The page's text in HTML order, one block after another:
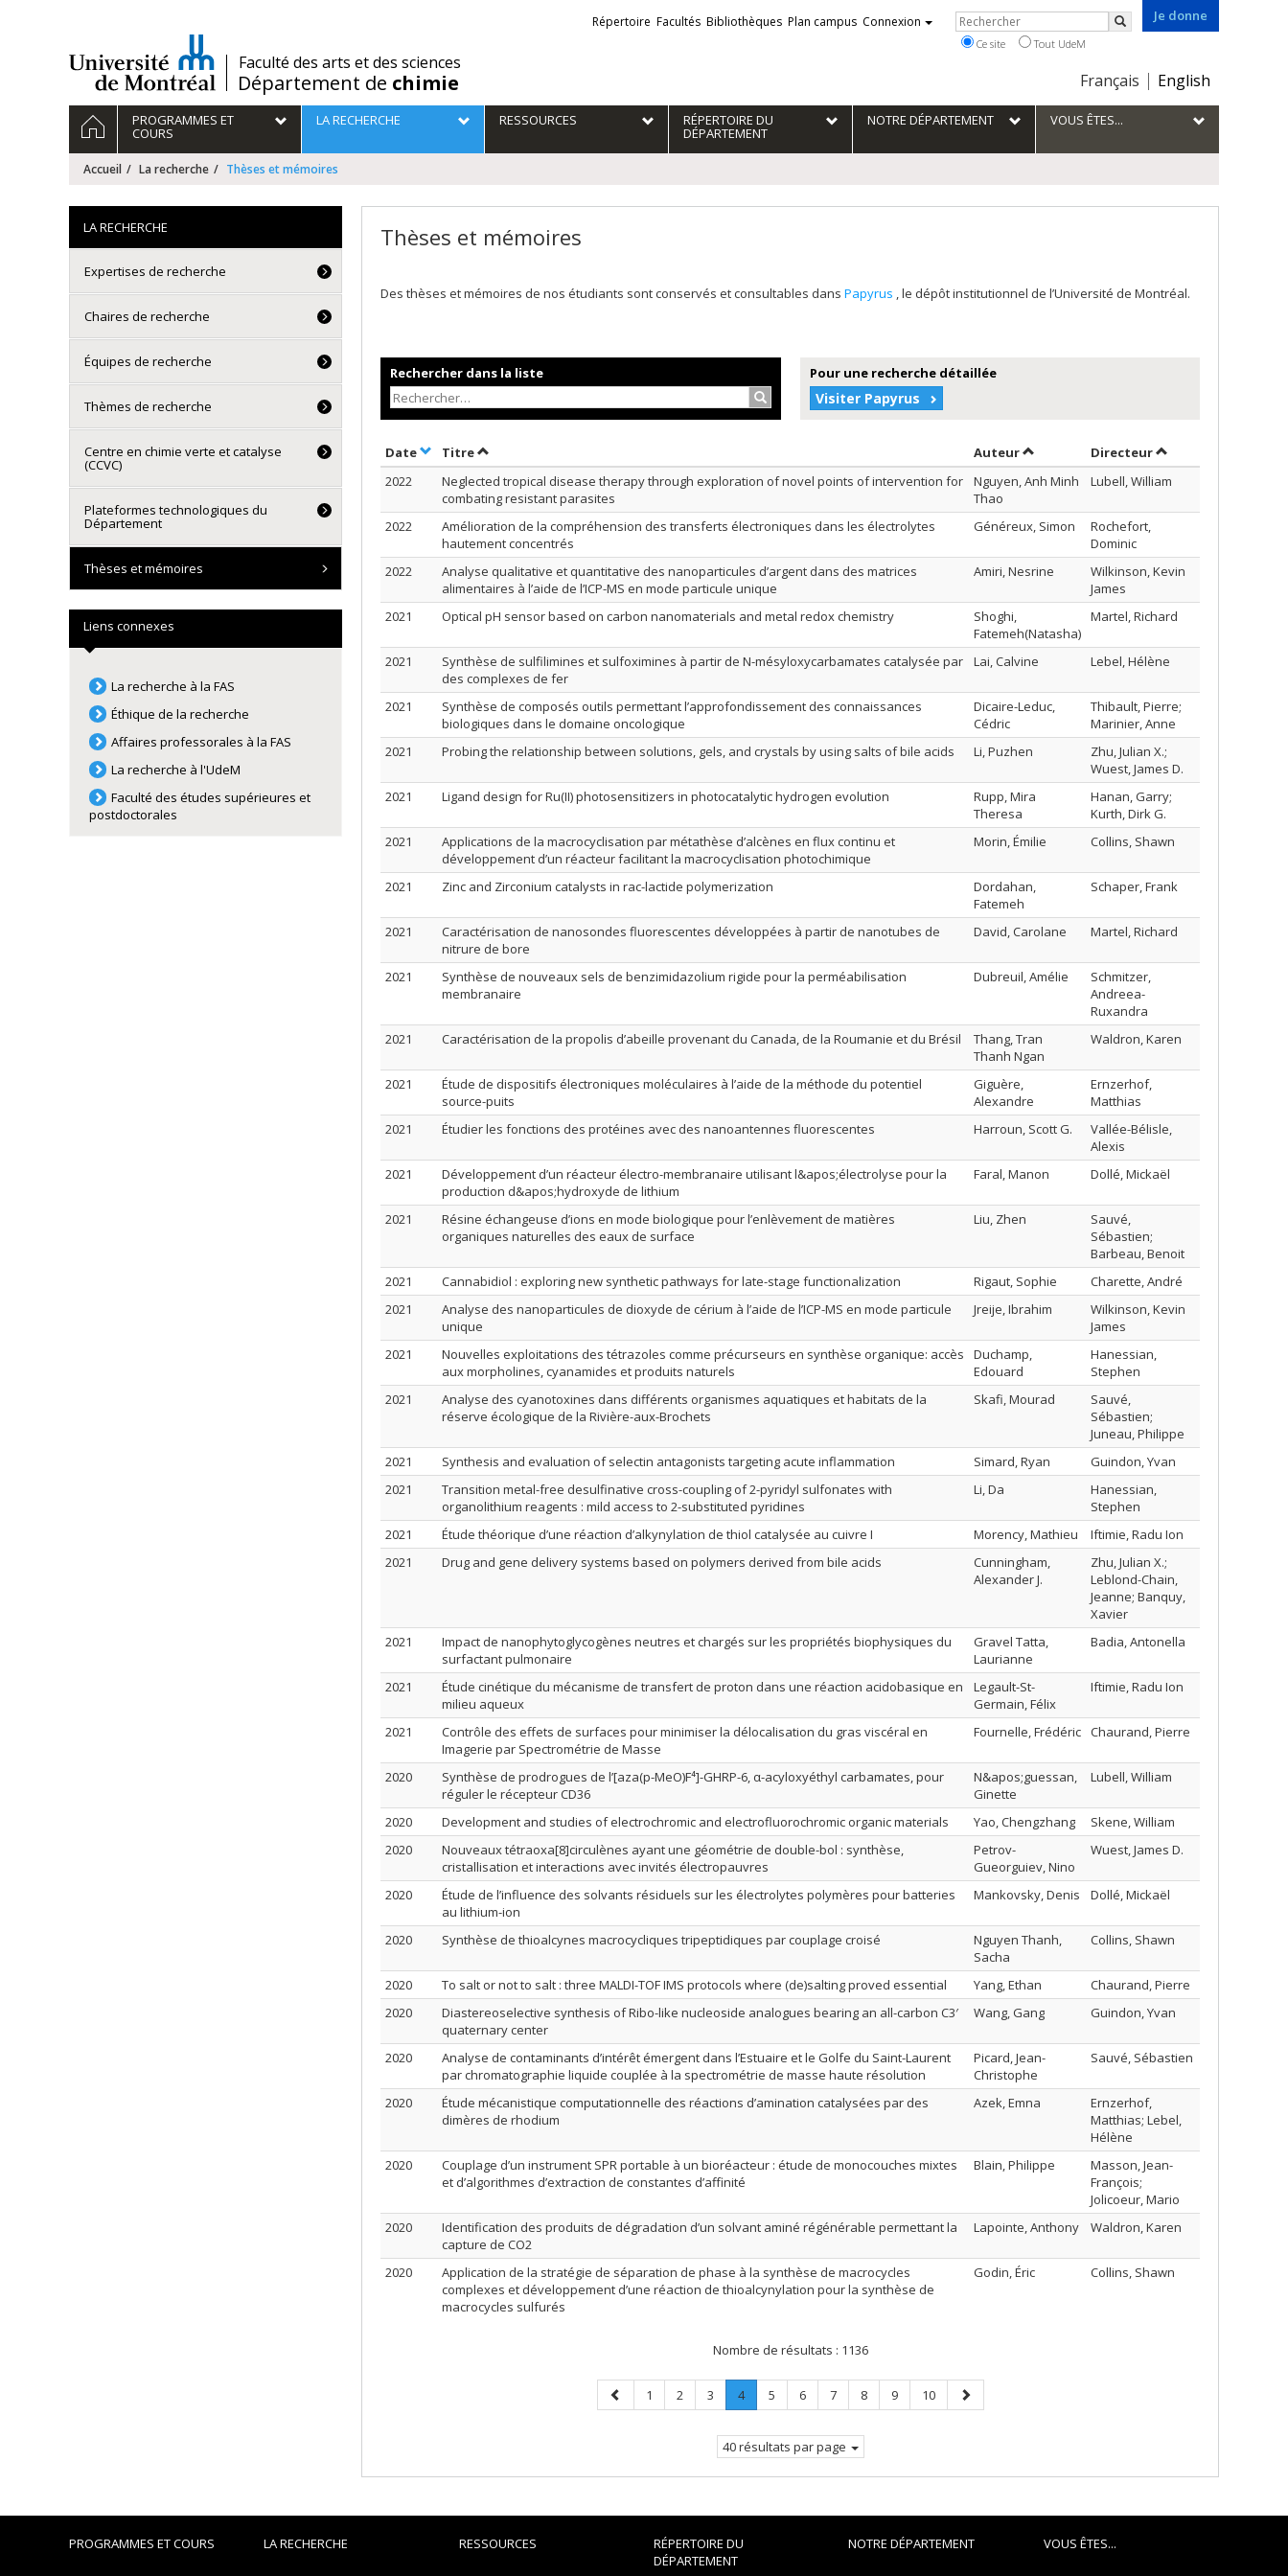
/Faculté des arts et des sciences
Département de chimie
Je donne
Choix
la
langue
Français English
Liens
externes
Répertoire Facultés Bibliothèques Plan campus Connexion Rechercher
Rechercher
Ce site Tout UdeM
Navigation
principale
ACCUEILPROGRAMMES ET
COURS
LA RECHERCHE RESSOURCES RÉPERTOIRE DU
DÉPARTEMENT
NOTRE DÉPARTEMENT VOUS ÊTES...
Accueil La recherche Thèses et mémoires
Thèses et mémoires
Des thèses et mémoires de nos étudiants sont conservés et consultables dans Papyrus , le dépôt institutionnel de l’Université de Montréal.
Rechercher dans la liste
Rechercher…
Pour une recherche détaillée
Visiter Papyrus
DateTrier par date en ordre croissant
TitreTrier par titre en ordre croissant AuteurTrier par auteur en ordre croissant
Directeurpar contributeur
2022
Neglected tropical disease therapy through exploration of novel points of intervention for
combating resistant parasites
Nguyen, Anh Minh
Thao
Lubell, William
2022
Amélioration de la compréhension des transferts électroniques dans les électrolytes
hautement concentrés
Généreux, Simon
Rochefort,
Dominic
2022
Analyse qualitative et quantitative des nanoparticules d’argent dans des matrices
alimentaires à l’aide de l’ICP-MS en mode particule unique
Amiri, Nesrine
Wilkinson, Kevin
James
2021
Optical pH sensor based on carbon nanomaterials and metal redox chemistry
Shoghi,
Fatemeh(Natasha)
Martel, Richard
2021
Synthèse de sulfilimines et sulfoximines à partir de N-mésyloxycarbamates catalysée par
des complexes de fer
Lai, Calvine Lebel, Hélène
2021
Synthèse de composés outils permettant l’approfondissement des connaissances
biologiques dans le domaine oncologique
Dicaire-Leduc,
Cédric
Thibault, Pierre;
Marinier, Anne
2021
Probing the relationship between solutions, gels, and crystals by using salts of bile acids Li, Puzhen
Zhu, Julian X.;
Wuest, James D.
2021
Ligand design for Ru(II) photosensitizers in photocatalytic hydrogen evolution
Rupp, Mira
Theresa
Hanan, Garry;
Kurth, Dirk G.
2021
Applications de la macrocyclisation par métathèse d’alcènes en flux continu et
développement d’un réacteur facilitant la macrocyclisation photochimique
Morin, Émilie Collins, Shawn
2021 Zinc and Zirconium catalysts in rac-lactide polymerization
Dordahan,
Fatemeh
Schaper, Frank
2021
Caractérisation de nanosondes fluorescentes développées à partir de nanotubes de
nitrure de bore
David, Carolane Martel, Richard
2021
Synthèse de nouveaux sels de benzimidazolium rigide pour la perméabilisation
membranaire
Dubreuil, Amélie
Schmitzer,
Andreea-
Ruxandra
2021
Caractérisation de la propolis d’abeille provenant du Canada, de la Roumanie et du Brésil
Thang, Tran
Thanh Ngan
Waldron, Karen
2021
Étude de dispositifs électroniques moléculaires à l’aide de la méthode du potentiel
source-puits
Giguère,
Alexandre
Ernzerhof,
Matthias
2021
Étudier les fonctions des protéines avec des nanoantennes fluorescentes Harroun, Scott G.
Vallée-Bélisle,
Alexis
2021
Développement d’un réacteur électro-membranaire utilisant l&apos;électrolyse pour la
production d&apos;hydroxyde de lithium
Faral, Manon Dollé, Mickaël
2021
Résine échangeuse d’ions en mode biologique pour l’enlèvement de matières
organiques naturelles des eaux de surface
Liu, Zhen
Sauvé,
Sébastien;
Barbeau, Benoit
2021
Cannabidiol : exploring new synthetic pathways for late-stage functionalization Rigaut, Sophie
Charette, André
2021
Analyse des nanoparticules de dioxyde de cérium à l’aide de l’ICP-MS en mode particule
unique
Jreije, Ibrahim
Wilkinson, Kevin
James
2021
Nouvelles exploitations des tétrazoles comme précurseurs en synthèse organique: accès
aux morpholines, cyanamides et produits naturels
Duchamp,
Edouard
Hanessian,
Stephen
2021
Analyse des cyanotoxines dans différents organismes aquatiques et habitats de la
réserve écologique de la Rivière-aux-Brochets
Skafi, Mourad
Sauvé,
Sébastien;
Juneau, Philippe
2021
Synthesis and evaluation of selectin antagonists targeting acute inflammation Simard, Ryan
Guindon, Yvan
2021
Transition metal-free desulfinative cross-coupling of 2-pyridyl sulfonates with
organolithium reagents : mild access to 2-substituted pyridines
Li, Da
Hanessian,
Stephen
2021
Étude théorique d’une réaction d’alkynylation de thiol catalysée au cuivre I Morency, Mathieu
Iftimie, Radu Ion
2021
Drug and gene delivery systems based on polymers derived from bile acids
Cunningham,
Alexander J.
Zhu, Julian X.;
Leblond-Chain,
Jeanne; Banquy,
Xavier
2021
Impact de nanophytoglycogènes neutres et chargés sur les propriétés biophysiques du
surfactant pulmonaire
Gravel Tatta,
Laurianne
Badia, Antonella
2021
Étude cinétique du mécanisme de transfert de proton dans une réaction acidobasique en
milieu aqueux
Legault-St-
Germain, Félix
Iftimie, Radu Ion
2021
Contrôle des effets de surfaces pour minimiser la délocalisation du gras viscéral en
Imagerie par Spectrométrie de Masse
Fournelle, Frédéric Chaurand, Pierre
2020
Synthèse de prodrogues de l’[aza(p-MeO)F⁴]-GHRP-6, α-acyloxyéthyl carbamates, pour
réguler le récepteur CD36
N&apos;guessan,
Ginette
Lubell, William
2020 Development and studies of electrochromic and electrofluorochromic organic materials Yao, Chengzhang
Skene, William
2020
Nouveaux tétraoxa[8]circulènes ayant une géométrie de double-bol : synthèse,
cristallisation et interactions avec invités électropauvres
Petrov-
Gueorguiev, Nino
Wuest, James D.
2020
Étude de l’influence des solvants résiduels sur les électrolytes polymères pour batteries
au lithium-ion
Mankovsky, Denis Dollé, Mickaël
2020 Synthèse de thioalcynes macrocycliques tripeptidiques par couplage croisé
Nguyen Thanh,
Sacha
Collins, Shawn
2020 To salt or not to salt : three MALDI-TOF IMS protocols where (de)salting proved essential Yang, Ethan
Chaurand, Pierre
2020
Diastereoselective synthesis of Ribo-like nucleoside analogues bearing an all-carbon C3′
quaternary center
Wang, Gang Guindon, Yvan
2020
Analyse de contaminants d’intérêt émergent dans l’Estuaire et le Golfe du Saint-Laurent
par chromatographie liquide couplée à la spectrométrie de masse haute résolution
Picard, Jean-
Christophe
Sauvé, Sébastien
2020
Étude mécanistique computationnelle des réactions d’amination catalysées par des
dimères de rhodium
Azek, Emna
Ernzerhof,
Matthias; Lebel,
Hélène
2020
Couplage d’un instrument SPR portable à un bioréacteur : étude de monocouches mixtes
et d’algorithmes d’extraction de constantes d’affinité
Blain, Philippe
Masson, Jean-
François;
Jolicoeur, Mario
2020
Identification des produits de dégradation d’un solvant aminé régénérable permettant la
capture de CO2
Lapointe, Anthony Waldron, Karen
2020
Application de la stratégie de séparation de phase à la synthèse de macrocycles
complexes et développement d’une réaction de thioalcynylation pour la synthèse de
macrocycles sulfurés
Godin, Éric Collins, Shawn
Nombre de résultats : 1136
Page
précédente
Page
1 Page
2 Page
3 Page
4.
Page
Page
5 Page
6 Page
7 Page
8 Page
9 Page
10
Page
suivante
40 résultats par page
LA RECHERCHE
Expertises de recherche
Chaires de recherche
Équipes de recherche
Thèmes de recherche
Centre en chimie verte et catalyse
(CCVC)
Plateformes technologiques du
Département
Thèses et mémoires
Liens connexes
La recherche à la FAS
Éthique de la recherche
Affaires professorales à la FAS
La recherche à l'UdeM
Faculté des études supérieures et
postdoctorales
PROGRAMMES ET COURS LA RECHERCHE RESSOURCES
RÉPERTOIRE DU
DÉPARTEMENT
NOTRE DÉPARTEMENT VOUS ÊTES...